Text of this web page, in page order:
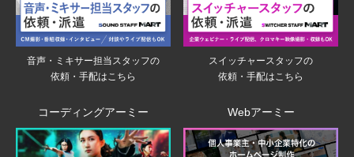
音声・ミキサー担当スタッフの
依頼・手配はこちら
スイッチャースタッフの
依頼・手配はこちら
コーディングアーミー Webアーミー